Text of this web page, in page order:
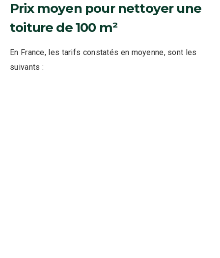
Prix moyen pour nettoyer une
toiture de 100 m²
En France, les tarifs constatés en moyenne, sont les
suivants :